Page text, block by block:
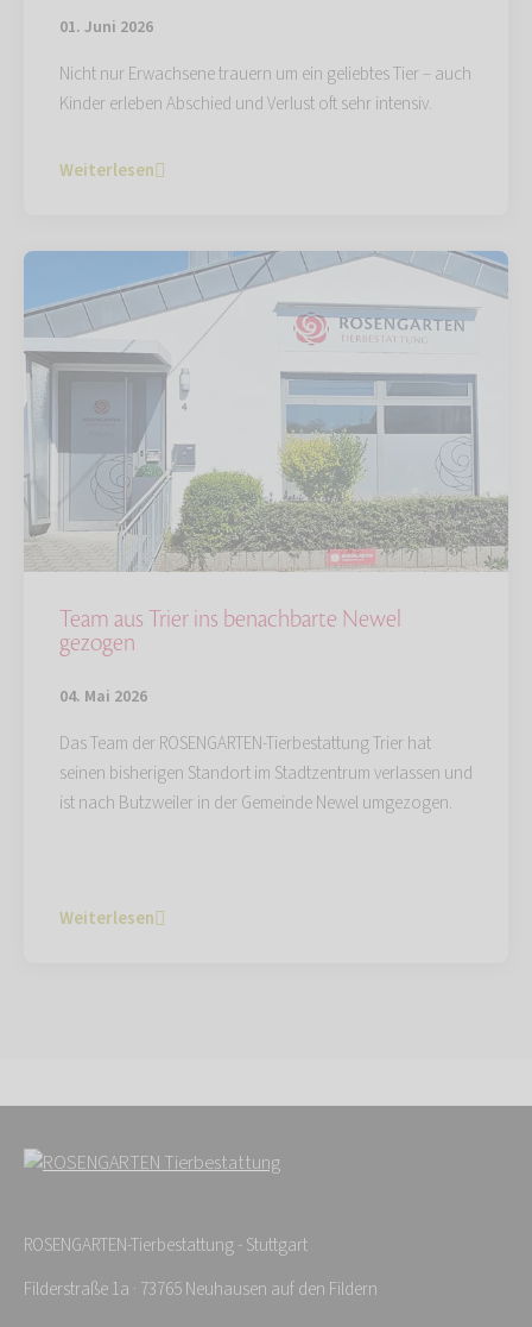
01. Juni 2026
Nicht nur Erwachsene trauern um ein geliebtes Tier – auch
Kinder erleben Abschied und Verlust oft sehr intensiv.
Weiterlesen
Team aus Trier ins benachbarte Newel
gezogen
04. Mai 2026
Das Team der ROSENGARTEN-Tierbestattung Trier hat
seinen bisherigen Standort im Stadtzentrum verlassen und
ist nach Butzweiler in der Gemeinde Newel umgezogen.
Weiterlesen
ROSENGARTEN-Tierbestattung - Stuttgart
Filderstraße 1a · 73765 Neuhausen auf den Fildern